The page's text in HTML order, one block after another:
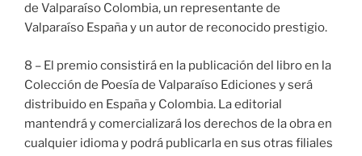
de Valparaíso Colombia, un representante de
Valparaíso España y un autor de reconocido prestigio.
8 – El premio consistirá en la publicación del libro en la
Colección de Poesía de Valparaíso Ediciones y será
distribuido en España y Colombia. La editorial
mantendrá y comercializará los derechos de la obra en
cualquier idioma y podrá publicarla en sus otras filiales